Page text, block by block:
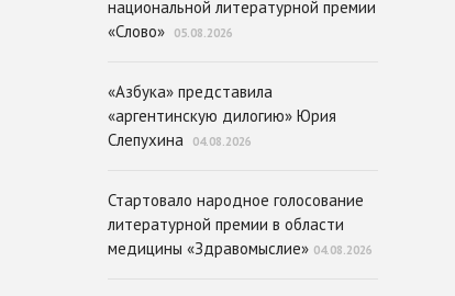
национальной литературной премии
«Слово»
05.08.2026
«Азбука» представила
«аргентинскую дилогию» Юрия
Слепухина
04.08.2026
Стартовало народное голосование
литературной премии в области
медицины «Здравомыслие» 04.08.2026